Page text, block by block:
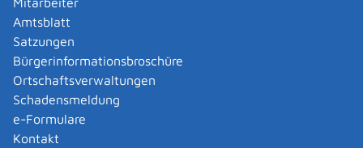
Amtsblatt
Satzungen
Bürgerinformationsbroschüre
Ortschaftsverwaltungen
Schadensmeldung
e-Formulare
Kontakt
Zurück zur Suche
Zurück zur Suche
||